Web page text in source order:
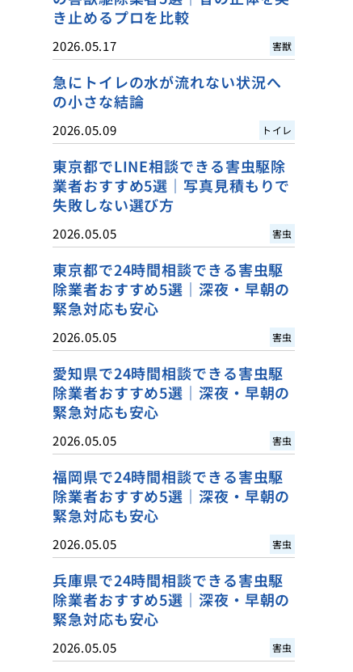
き止めるプロを比較
2026.05.17 害獣
急にトイレの水が流れない状況へ
の小さな結論
2026.05.09 トイレ
東京都でLINE相談できる害虫駆除
業者おすすめ5選｜写真見積もりで
失敗しない選び方
2026.05.05 害虫
東京都で24時間相談できる害虫駆
除業者おすすめ5選｜深夜・早朝の
緊急対応も安心
2026.05.05 害虫
愛知県で24時間相談できる害虫駆
除業者おすすめ5選｜深夜・早朝の
緊急対応も安心
2026.05.05 害虫
福岡県で24時間相談できる害虫駆
除業者おすすめ5選｜深夜・早朝の
緊急対応も安心
2026.05.05 害虫
兵庫県で24時間相談できる害虫駆
除業者おすすめ5選｜深夜・早朝の
緊急対応も安心
2026.05.05 害虫